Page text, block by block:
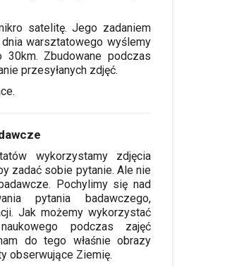
satelitę. Jego zadaniem
warsztatowego wyślemy
Zbudowane podczas
przesyłanych zdjęć.
wykorzystamy zdjęcia
zadać sobie pytanie. Ale nie
Pochylimy się nad
pytania badawczego,
Jak możemy wykorzystać
podczas zajęć
do tego właśnie obrazy
obserwujące Ziemię.